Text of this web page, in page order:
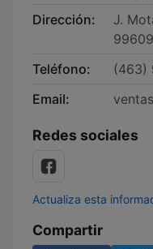
Dirección:
J.
Teléfono:
(463)
Email:
Redes sociales
Actualiza esta
Compartir